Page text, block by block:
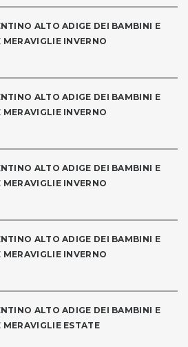
ALTO ADIGE DEI BAMBINI E
MERAVIGLIE INVERNO
ALTO ADIGE DEI BAMBINI E
MERAVIGLIE INVERNO
ALTO ADIGE DEI BAMBINI E
MERAVIGLIE INVERNO
ALTO ADIGE DEI BAMBINI E
MERAVIGLIE INVERNO
ALTO ADIGE DEI BAMBINI E
MERAVIGLIE ESTATE